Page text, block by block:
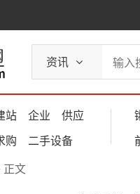
资讯
站 企业
供应
购
二手设备
正文